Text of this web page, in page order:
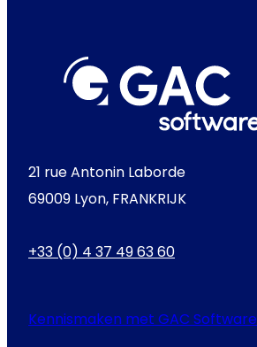
21 rue Antonin Laborde
69009 Lyon, FRANKRIJK
+33 (0) 4 37 49 63 60
Kennismaken met GAC Software